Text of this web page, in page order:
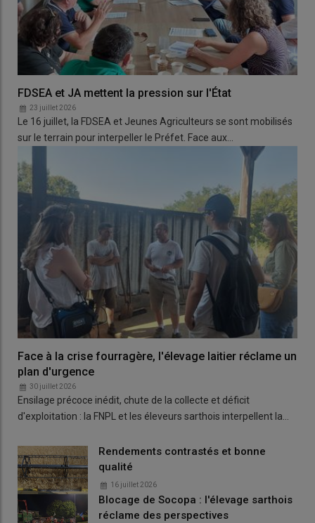
FDSEA et JA mettent la pression sur l'État
23 juillet 2026
Le 16 juillet, la FDSEA et Jeunes Agriculteurs se sont mobilisés
sur le terrain pour interpeller le Préfet. Face aux…
Face à la crise fourragère, l'élevage laitier réclame un
plan d'urgence
30 juillet 2026
Ensilage précoce inédit, chute de la collecte et déficit
d'exploitation : la FNPL et les éleveurs sarthois interpellent la…
Rendements contrastés et bonne
qualité
16 juillet 2026
Blocage de Socopa : l'élevage sarthois
réclame des perspectives